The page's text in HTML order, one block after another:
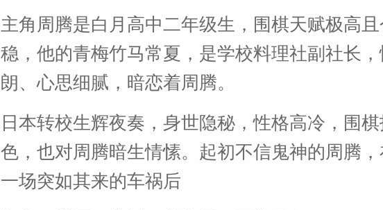
主角周腾是白月高中二年级生，围棋天赋极高
稳，他的青梅竹马常夏，是学校料理社副社长
朗、心思细腻，暗恋着周腾。
日本转校生辉夜奏，身世隐秘，性格高冷，围
色，也对周腾暗生情愫。起初不信鬼神的周腾
一场突如其来的车祸后